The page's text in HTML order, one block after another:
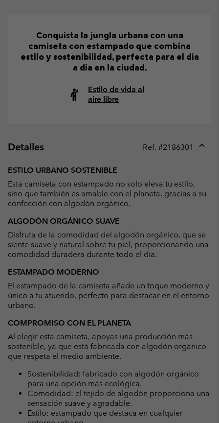
Conquista la jungla urbana con una
camiseta con estampado que combina
estilo y sostenibilidad, perfecta para el día
a día en la ciudad.
Estilo de vida al
aire libre
Detalles Ref. #2186301
ESTILO URBANO SOSTENIBLE
Esta camiseta con estampado no solo eleva tu estilo,
sino que también es amable con el planeta, gracias a su
confección con algodón orgánico.
ALGODÓN ORGÁNICO SUAVE
Disfruta de la comodidad del algodón orgánico, que se
siente suave y natural sobre tu piel, proporcionando una
comodidad duradera durante todo el día.
ESTAMPADO MODERNO
El estampado de la camiseta añade un toque moderno y
único a tu atuendo, perfecto para destacar en el entorno
urbano.
COMPROMISO CON EL PLANETA
Al elegir esta camiseta, apoyas una producción más
sostenible, ya que está fabricada con algodón orgánico
que respeta el medio ambiente.
Sostenibilidad: fabricado con algodón orgánico
para una opción más ecológica.
Comodidad: el tejido de algodón proporciona una
sensación suave y agradable.
Estilo: estampado que destaca en cualquier